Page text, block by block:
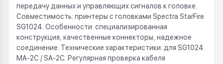
передачу данных и управляющих сигналов к головке.
Совместимость: принтеры с головками Spectra StarFire
SG1024. Особенности: специализированная
конструкция, качественные коннекторы, надежное
соединение. Технические характеристики: для SG1024
MA-2C / SA-2C. Регулярная проверка кабеля